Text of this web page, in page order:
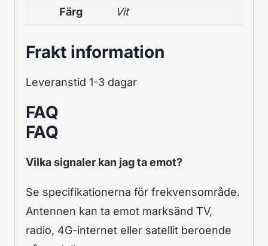
Färg Vit
Frakt information
Leveranstid 1-3 dagar
FAQ
FAQ
Vilka signaler kan jag ta emot?
Se specifikationerna för frekvensområde.
Antennen kan ta emot marksänd TV,
radio, 4G-internet eller satellit beroende